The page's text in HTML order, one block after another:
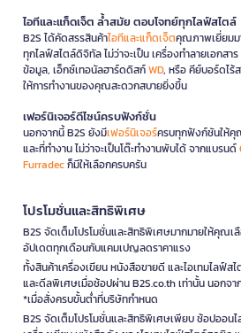
ไอทีและแก็ดเจ็ต ล้ำสมัย ตอบโจทย์ทุกไลฟ์สไตล์
B2S ได้คัดสรรสินค้าไอทีและแก็ดเจ็ตคุณภาพเยี่ยมม
ทุกไลฟ์สไตล์ดิจิทัล ไม่ว่าจะเป็น เครื่องทำลายเอกสาร
ข้อมูล, เอ็กซ์เทอนัลฮาร์ดดิสก์WD, หรือ คีย์บอร์ดไร้
ให้การทำงานของคุณสะดวกสบายยิ่งขึ้น
เฟอร์นิเจอร์ดีไซน์ครบฟังก์ชั่น
นอกจากนี้ B2S ยังมีเฟอร์นิเจอร์ครบทุกฟังก์ชันให้คุ
และที่ทำงาน ไม่ว่าจะเป็นโต๊ะทำงานพับได้ จากแบรนด์
Furradecก็มีให้เลือกครบครัน
โปรโมชั่นและสิทธิพิเศษ
B2S จัดเต็มโปรโมชั่นและสิทธิพิเศษมากมายให้คุณเ
อัปเดตทุกเดือนกับแคมเปญลดราคาแรง
ทั้งสินค้าเครื่องเขียน หนังสือขายดี และไอเทมไลฟ์
และดีลพิเศษเมื่อช้อปผ่าน B2S.co.th เท่านั้น นอกจ
*เมื่อสั่งครบขั้นต่ำที่บริษัทกำหนด
B2S จัดเต็มโปรโมชั่นและสิทธิพิเศษเพียบ ช้อปออน